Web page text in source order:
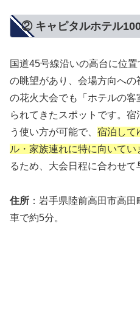
② キャピタルホテル
国道45号線沿いの高台に位
の眺望があり、会場方向へ
の花火大会でも「ホテルの
られてきたスポットです。
う使い方が可能で、 宿泊して
ル・家族連れに特に向いてい
るため、大会日程に合わせて
住所 ：岩手県陸前高田市高
車で約5分。